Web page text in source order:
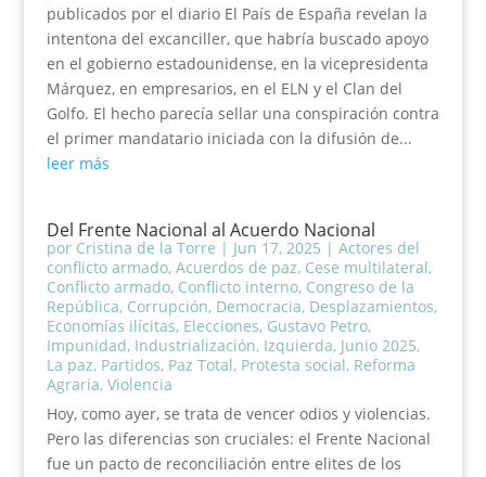
publicados por el diario El País de España revelan la
intentona del excanciller, que habría buscado apoyo
en el gobierno estadounidense, en la vicepresidenta
Márquez, en empresarios, en el ELN y el Clan del
Golfo. El hecho parecía sellar una conspiración contra
el primer mandatario iniciada con la difusión de...
leer más
Del Frente Nacional al Acuerdo Nacional
por Cristina de la Torre | Jun 17, 2025 | Actores del
conflicto armado, Acuerdos de paz, Cese multilateral,
Conflicto armado, Conflicto interno, Congreso de la
República, Corrupción, Democracia, Desplazamientos,
Economías ilícitas, Elecciones, Gustavo Petro,
Impunidad, Industrialización, Izquierda, Junio 2025,
La paz, Partidos, Paz Total, Protesta social, Reforma
Agraria, Violencia
Hoy, como ayer, se trata de vencer odios y violencias.
Pero las diferencias son cruciales: el Frente Nacional
fue un pacto de reconciliación entre elites de los